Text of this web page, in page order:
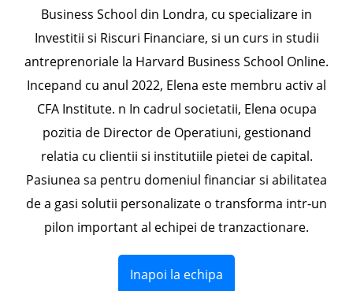
Business School din Londra, cu specializare in
Investitii si Riscuri Financiare, si un curs in studii
antreprenoriale la Harvard Business School Online.
Incepand cu anul 2022, Elena este membru activ al
CFA Institute. n In cadrul societatii, Elena ocupa
pozitia de Director de Operatiuni, gestionand
relatia cu clientii si institutiile pietei de capital.
Pasiunea sa pentru domeniul financiar si abilitatea
de a gasi solutii personalizate o transforma intr-un
pilon important al echipei de tranzactionare.
Inapoi la echipa